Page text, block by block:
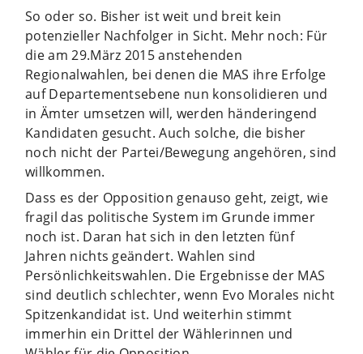
So oder so. Bisher ist weit und breit kein
potenzieller Nachfolger in Sicht. Mehr noch: Für
die am 29.März 2015 anstehenden
Regionalwahlen, bei denen die MAS ihre Erfolge
auf Departementsebene nun konsolidieren und
in Ämter umsetzen will, werden händeringend
Kandidaten gesucht. Auch solche, die bisher
noch nicht der Partei/Bewegung angehören, sind
willkommen.
Dass es der Opposition genauso geht, zeigt, wie
fragil das politische System im Grunde immer
noch ist. Daran hat sich in den letzten fünf
Jahren nichts geändert. Wahlen sind
Persönlichkeitswahlen. Die Ergebnisse der MAS
sind deutlich schlechter, wenn Evo Morales nicht
Spitzenkandidat ist. Und weiterhin stimmt
immerhin ein Drittel der Wählerinnen und